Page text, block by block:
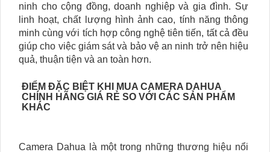
ninh cho cộng đồng, doanh nghiệp và gia đình. Sự
linh hoạt, chất lượng hình ảnh cao, tính năng thông
minh cùng với tích hợp công nghệ tiên tiến, tất cả đều
giúp cho việc giám sát và bảo vệ an ninh trở nên hiệu
quả, thuận tiện và an toàn hơn.
ĐIỂM ĐẶC BIỆT KHI MUA CAMERA DAHUA
CHÍNH HÃNG GIÁ RẺ SO VỚI CÁC SẢN PHẨM
KHÁC
Camera Dahua là một trong những thương hiệu nổi